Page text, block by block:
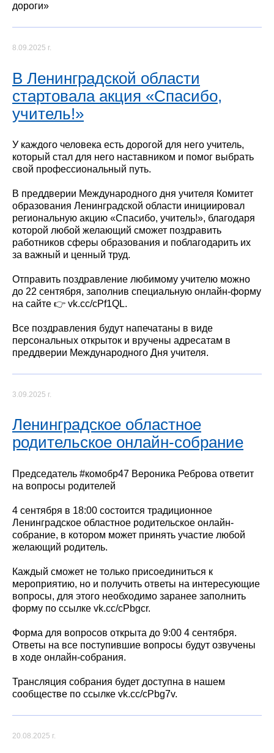
дороги»
8.09.2025 г.
В Ленинградской области
стартовала акция «Спасибо,
учитель!»
У каждого человека есть дорогой для него учитель,
который стал для него наставником и помог выбрать
свой профессиональный путь.
В преддверии Международного дня учителя Комитет
образования Ленинградской области инициировал
региональную акцию «Спасибо, учитель!», благодаря
которой любой желающий сможет поздравить
работников сферы образования и поблагодарить их
за важный и ценный труд.
Отправить поздравление любимому учителю можно
до 22 сентября, заполнив специальную онлайн-форму
на сайте 👉 vk.cc/cPf1QL.
Все поздравления будут напечатаны в виде
персональных открыток и вручены адресатам в
преддверии Международного Дня учителя.
3.09.2025 г.
Ленинградское областное
родительское онлайн-собрание
Председатель #комобр47 Вероника Реброва ответит
на вопросы родителей
4 сентября в 18:00 состоится традиционное
Ленинградское областное родительское онлайн-
собрание, в котором может принять участие любой
желающий родитель.
Каждый сможет не только присоединиться к
мероприятию, но и получить ответы на интересующие
вопросы, для этого необходимо заранее заполнить
форму по ссылке vk.cc/cPbgcr.
Форма для вопросов открыта до 9:00 4 сентября.
Ответы на все поступившие вопросы будут озвучены
в ходе онлайн-собрания.
Трансляция собрания будет доступна в нашем
сообществе по ссылке vk.cc/cPbg7v.
20.08.2025 г.